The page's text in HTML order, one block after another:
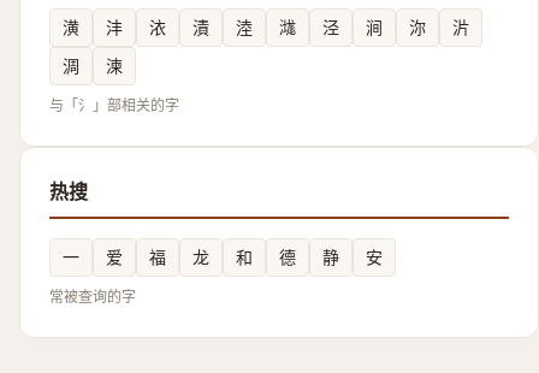
潢 沣 㳖 漬 淕 㴳 泾 涧 沵
沜
淍
湅
与「氵」部相关的字
热搜
一 爱 福 龙 和 德 静 安
常被查询的字